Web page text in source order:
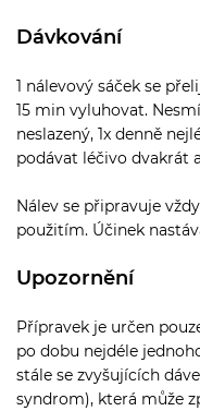
Dávkování
1 nálevový sáček se
15 min vyluhovat.
neslazený, 1x denně
podávat léčivo dvakrát
Nálev se připravuje
použitím. Účinek
Upozornění
Přípravek je určen
po dobu nejdéle
stále se zvyšujících
syndrom), která může